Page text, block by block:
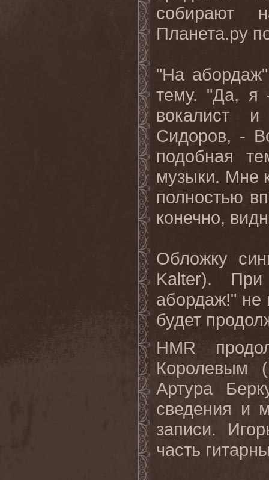
собирают
Планета.ру
"На
тему. "Да, я
вокалист
Сидоров, -
подобная
музыки. Мне
полностью
конечно,
Обложку
Kalter).
абордаж!" не
будет
HMR
Королевым
Артура
сведения и
записи.
часть